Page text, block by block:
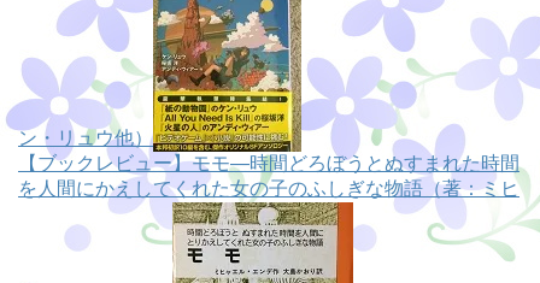
ン・リュウ他）
【ブックレビュー】モモ―時間どろぼうとぬすまれた時間
を人間にかえしてくれた女の子のふしぎな物語（著：ミヒ